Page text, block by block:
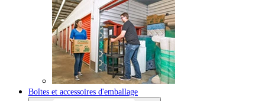
Boîtes et accessoires d'emballage